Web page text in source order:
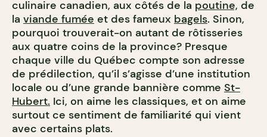
culinaire canadien, aux côtés de la poutine, de
la viande fumée et des fameux bagels. Sinon,
pourquoi trouverait-on autant de rôtisseries
aux quatre coins de la province? Presque
chaque ville du Québec compte son adresse
de prédilection, qu’il s’agisse d’une institution
locale ou d’une grande bannière comme St-
Hubert. Ici, on aime les classiques, et on aime
surtout ce sentiment de familiarité qui vient
avec certains plats.